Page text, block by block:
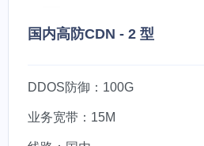
国内高防CDN - 2 型
DDOS防御：100G
业务宽带：15M